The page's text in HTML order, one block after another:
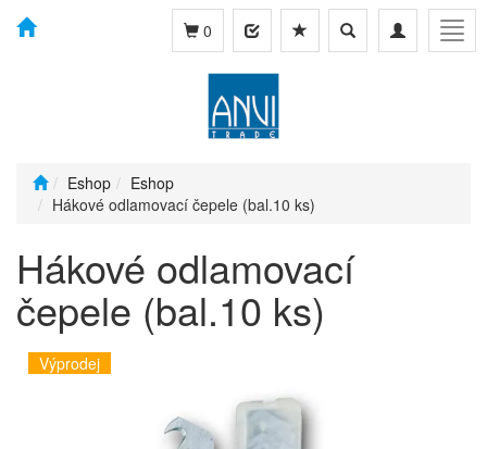
Toggle
navigation
Toggle
search
0
Eshop
Eshop
Hákové odlamovací čepele (bal.10 ks)
Hákové odlamovací
čepele (bal.10 ks)
Výprodej